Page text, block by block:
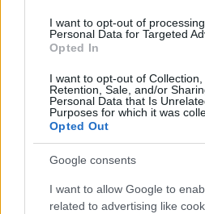
I want to opt-out of
Personal Data for Targeted
Opted In
I want to opt-out of Collection,
Retention, Sale, and/or
Personal Data that Is
Purposes for which it was
Opted Out
Google consents
I want to allow Google to
related to advertising like